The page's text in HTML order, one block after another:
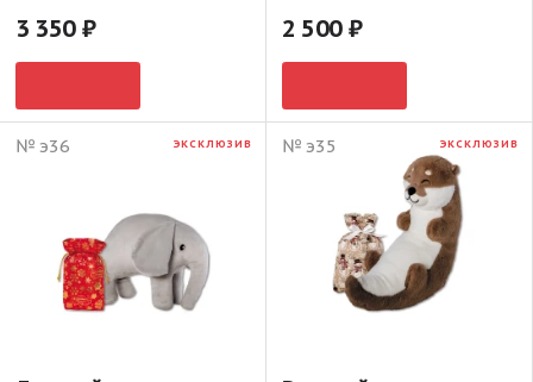
3 350 2 500
№ э36 ЭКСКЛЮЗИВ № э35 ЭКСКЛЮЗИВ